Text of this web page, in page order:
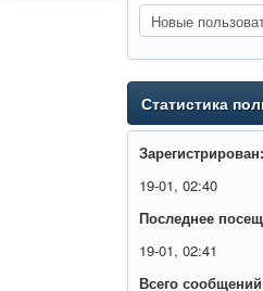
Статистика
Зарегистрирован:
19-01, 02:40
Последнее
19-01, 02:41
Всего